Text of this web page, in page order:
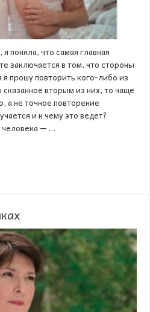
поняла, что самая главная
заключается в том, что стороны
я прошу повторить кого-либо из
вторым из них, то чаще
а не точное повторение
и к чему это ведет?
человека — …